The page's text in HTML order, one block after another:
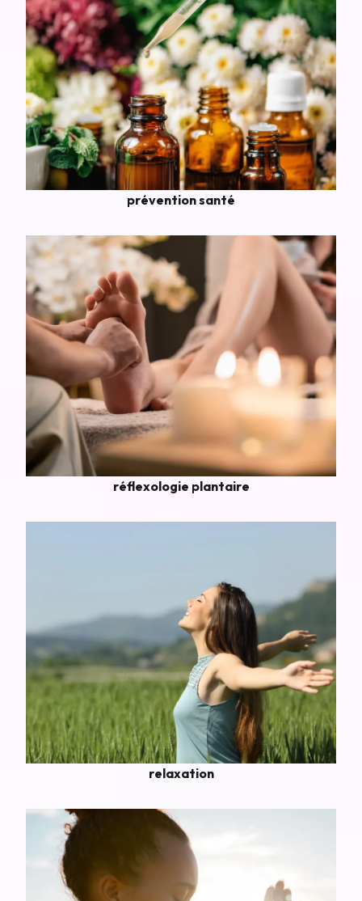
prévention santé
réflexologie plantaire
relaxation